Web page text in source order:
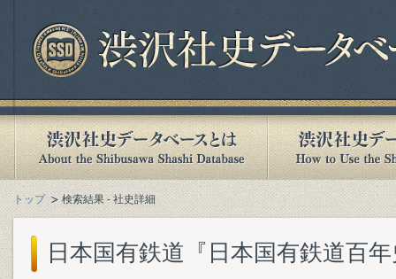
トップ 検索結果 - 社史詳細
日本国有鉄道『日本国有鉄道百